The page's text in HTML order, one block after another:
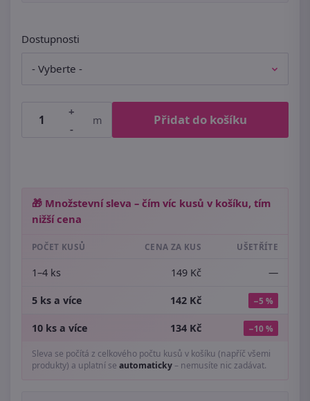
Dostupnosti
+
-
m Přidat do košíku
🎁 Množstevní sleva – čím víc kusů v košíku, tím
nižší cena
POČET KUSŮ CENA ZA KUS UŠETŘÍTE
1–4 ks 149 Kč —
5 ks a více 142 Kč −5 %
10 ks a více 134 Kč −10 %
Sleva se počítá z celkového počtu kusů v košíku (napříč všemi
produkty) a uplatní se automaticky– nemusíte nic zadávat.